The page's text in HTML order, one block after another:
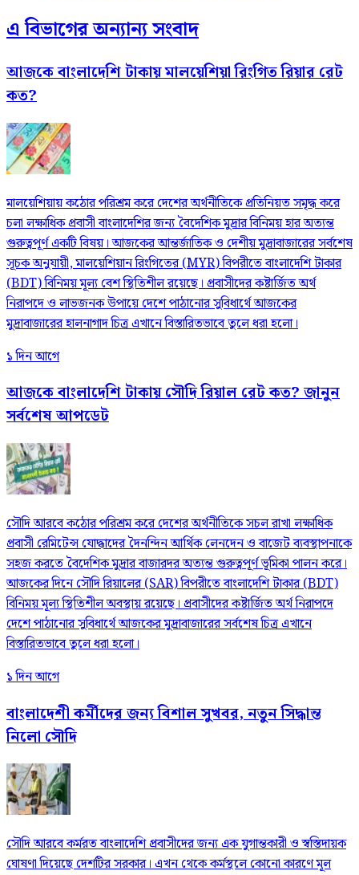
এ বিভাগের অন্যান্য সংবাদ
আজকে বাংলাদেশি টাকায় মালয়েশিয়া রিংগিত রিয়ার রেট
কত?
মালয়েশিয়ায় কঠোর পরিশ্রম করে দেশের অর্থনীতিকে প্রতিনিয়ত সমৃদ্ধ করে
চলা লক্ষাধিক প্রবাসী বাংলাদেশির জন্য বৈদেশিক মুদ্রার বিনিময় হার অত্যন্ত
গুরুত্বপূর্ণ একটি বিষয়। আজকের আন্তর্জাতিক ও দেশীয় মুদ্রাবাজারের সর্বশেষ
সূচক অনুযায়ী, মালয়েশিয়ান রিংগিতের (MYR) বিপরীতে বাংলাদেশি টাকার
(BDT) বিনিময় মূল্য বেশ স্থিতিশীল রয়েছে। প্রবাসীদের কষ্টার্জিত অর্থ
নিরাপদে ও লাভজনক উপায়ে দেশে পাঠানোর সুবিধার্থে আজকের
মুদ্রাবাজারের হালনাগাদ চিত্র এখানে বিস্তারিতভাবে তুলে ধরা হলো।
১ দিন আগে
আজকে বাংলাদেশি টাকায় সৌদি রিয়াল রেট কত? জানুন
সর্বশেষ আপডেট
সৌদি আরবে কঠোর পরিশ্রম করে দেশের অর্থনীতিকে সচল রাখা লক্ষাধিক
প্রবাসী রেমিটেন্স যোদ্ধাদের দৈনন্দিন আর্থিক লেনদেন ও বাজেট ব্যবস্থাপনাকে
সহজ করতে বৈদেশিক মুদ্রার বাজারদর অত্যন্ত গুরুত্বপূর্ণ ভূমিকা পালন করে।
আজকের দিনে সৌদি রিয়ালের (SAR) বিপরীতে বাংলাদেশি টাকার (BDT)
বিনিময় মূল্য স্থিতিশীল অবস্থায় রয়েছে। প্রবাসীদের কষ্টার্জিত অর্থ নিরাপদে
দেশে পাঠানোর সুবিধার্থে আজকের মুদ্রাবাজারের সর্বশেষ চিত্র এখানে
বিস্তারিতভাবে তুলে ধরা হলো।
১ দিন আগে
বাংলাদেশী কর্মীদের জন্য বিশাল সুখবর, নতুন সিদ্ধান্ত
নিলো সৌদি
সৌদি আরবে কর্মরত বাংলাদেশি প্রবাসীদের জন্য এক যুগান্তকারী ও স্বস্তিদায়ক
ঘোষণা দিয়েছে দেশটির সরকার। এখন থেকে কর্মস্থলে কোনো কারণে মূল